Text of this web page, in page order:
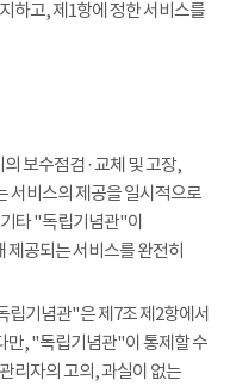
하고, 제1항에 정한 서비스를
보수점검 · 교체 및 고장,
서비스의 제공을 일시적으로
타 "독립기념관"이
제공되는 서비스를 완전히
립기념관"은 제7조 제2항에서
만, "독립기념관"이 통제할 수
리자의 고의, 과실이 없는